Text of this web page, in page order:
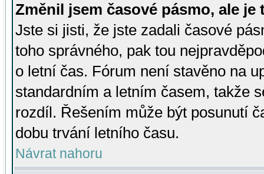
Změnil jsem časové pásmo, ale je
Jste si jisti, že jste zadali časové
toho správného, pak tou
o letní čas. Fórum není stavěno na
standardním a letním časem, takže
rozdíl. Řešením může být posunutí
dobu trvání letního času.
Návrat nahoru